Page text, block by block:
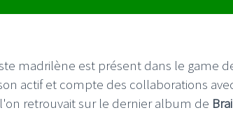
madrilène est présent dans le game
actif et compte des collaborations
retrouvait sur le dernier album de